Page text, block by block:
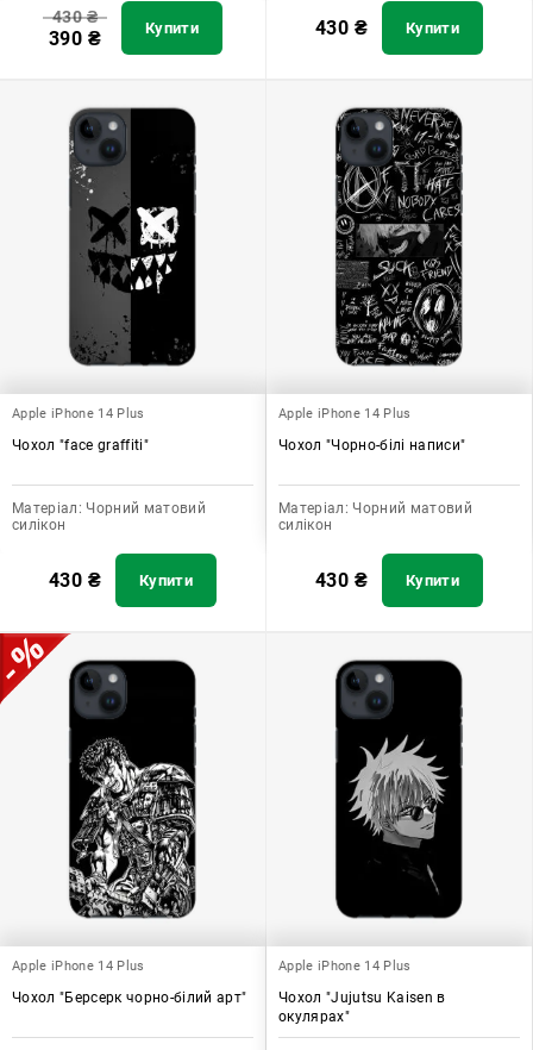
430₴
390 ₴ Купити 430 ₴ Купити
Apple iPhone 14 Plus
Чохол "face graffiti"
Матеріал: Чорний матовий
силікон
430 ₴ Купити
Apple iPhone 14 Plus
Чохол "Чорно-білі написи"
Матеріал: Чорний матовий
силікон
430 ₴ Купити
Apple iPhone 14 Plus
Чохол "Берсерк чорно-білий арт"
Apple iPhone 14 Plus
Чохол "Jujutsu Kaisen в
окулярах"